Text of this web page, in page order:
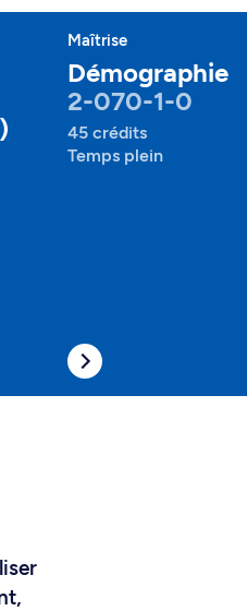
Maîtrise
Démographie
2-070-1-0
45 crédits
Temps plein